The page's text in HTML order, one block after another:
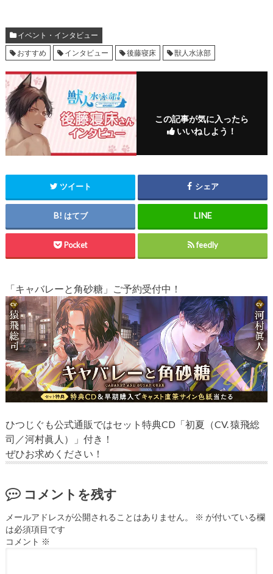
イベント・インタビュー
おすすめ
インタビュー 後藤寝床 獣人水泳部
この記事が気に入ったら
いいねしよう！
ツイート シェア
はてブ
Pocket feedly
「キャバレーと角砂糖」ご予約受付中！
ひつじぐも公式通販ではセット特典CD「初夏（CV. 猿飛総
司／河村眞人）」付き！
ぜひお求めください！
コメントを残す
メールアドレスが公開されることはありません。 ※ が付いている欄
は必須項目です
コメント ※